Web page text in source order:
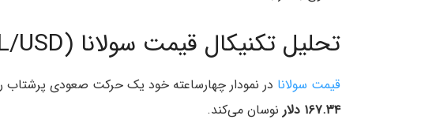
تحلیل تکنیکال قیمت سولانا (SOL/USD)
قیمت سولانا در نمودار چهارساعته خود یک حرکت صعودی پرشتاب
۱۶۷.۳۴ دلار
نوسان می‌کند.